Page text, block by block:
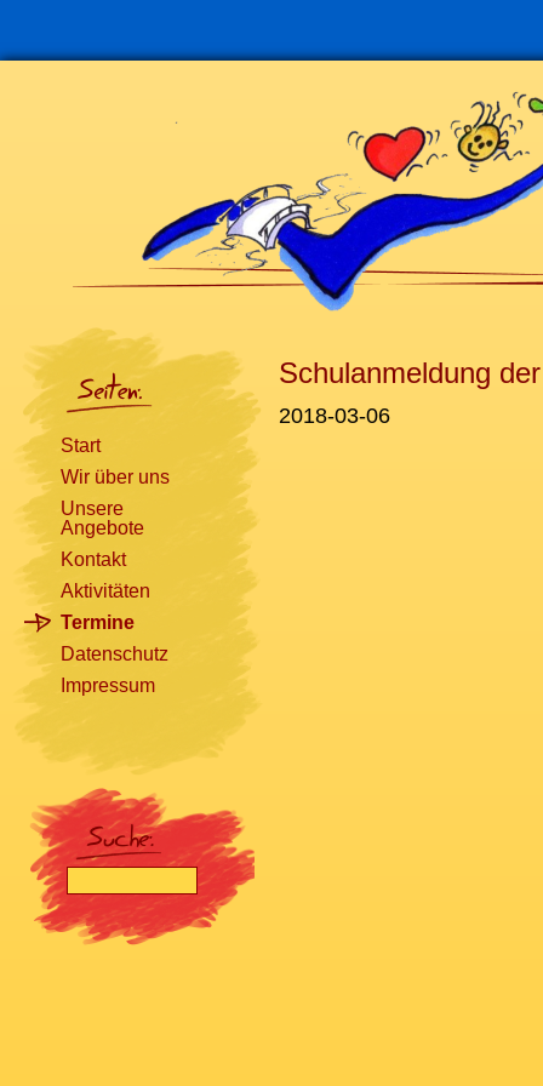
Schulanmeldung
2018-03-06
Navigation
überspringen
Start
Wir über uns
Unsere
Angebote
Kontakt
Aktivitäten
Termine
Datenschutz
Impressum